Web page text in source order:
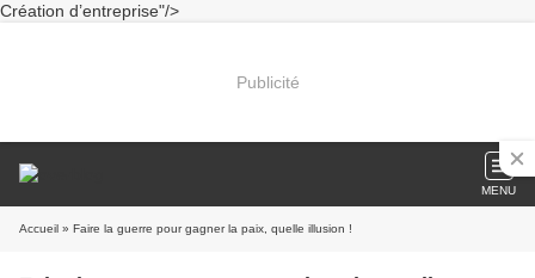
Création d’entreprise"/>
Publicité
MENU
Accueil » Faire la guerre pour gagner la paix, quelle illusion !